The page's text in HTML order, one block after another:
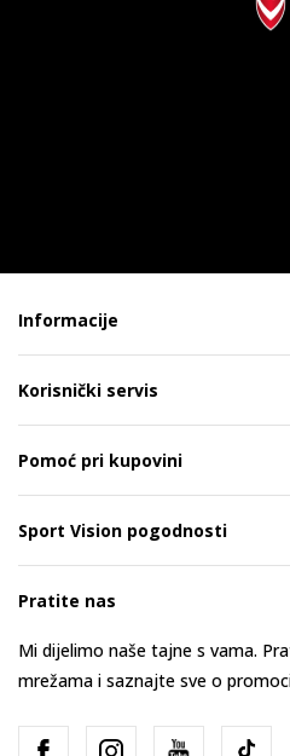
Informacije
Korisnički servis
Pomoć pri kupovini
Sport Vision pogodnosti
Pratite nas
Mi dijelimo naše tajne s vama.
mrežama i saznajte sve o